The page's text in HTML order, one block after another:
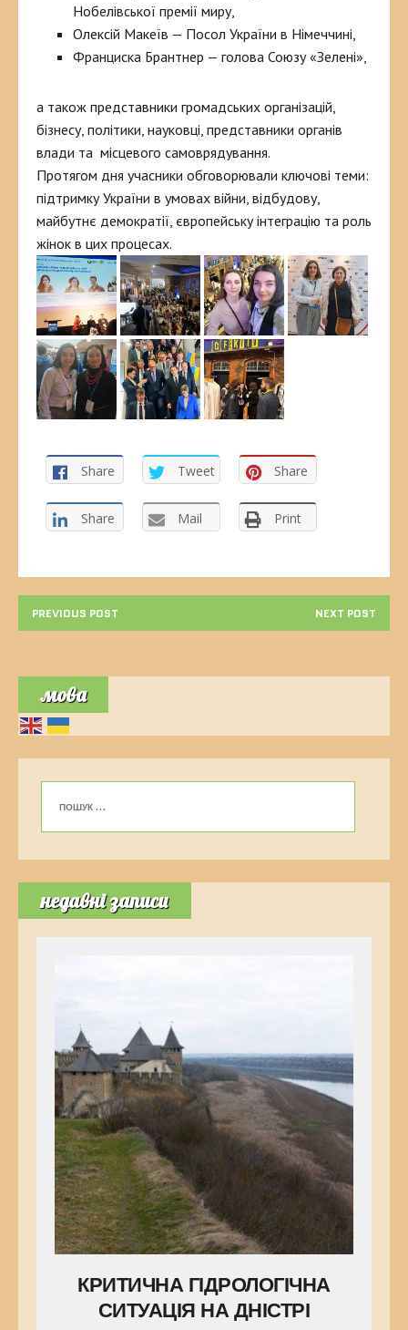
Нобелівської премії миру,
Олексій Макеїв — Посол України в Німеччині,
Франциска Брантнер — голова Союзу «Зелені»,
а також представники громадських організацій,
бізнесу, політики, науковці, представники органів
влади та місцевого самоврядування.
Протягом дня учасники обговорювали ключові теми:
підтримку України в умовах війни, відбудову,
майбутнє демократії, європейську інтеграцію та роль
жінок в цих процесах.
Share Tweet Share
Share Mail Print
PREVIOUS POST NEXT POST
мова
недавні записи
КРИТИЧНА ГІДРОЛОГІЧНА
СИТУАЦІЯ НА ДНІСТРІ